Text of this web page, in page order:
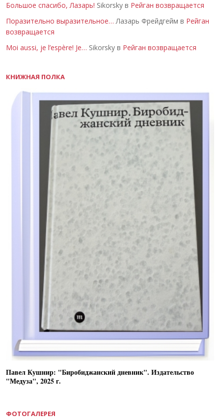
Большое спасибо, Лазарь! Sikorsky в Рейган возвращается
Поразительно выразительное… Лазарь Фрейдгейм в Рейган
возвращается
Moi aussi, je l’espère! Je… Sikorsky в Рейган возвращается
КНИЖНАЯ ПОЛКА
Павел Кушнир: "Биробиджанский дневник". Издательство
"Медуза", 2025 г.
ФОТОГАЛЕРЕЯ